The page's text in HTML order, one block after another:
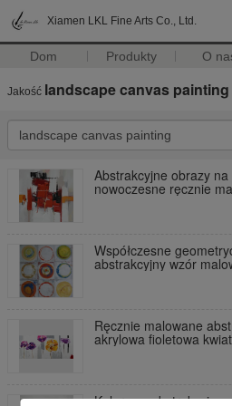
Xiamen LKL Fine Arts Co., Ltd.
Dom Produkty O
Jakość landscape canvas painting
Abstrakcyjne obrazy na
nowoczesne ręcznie
Współczesne
abstrakcyjny wzór
Ręcznie malowane
akrylowa fioletowa
Kolorowe abstrakcyjne